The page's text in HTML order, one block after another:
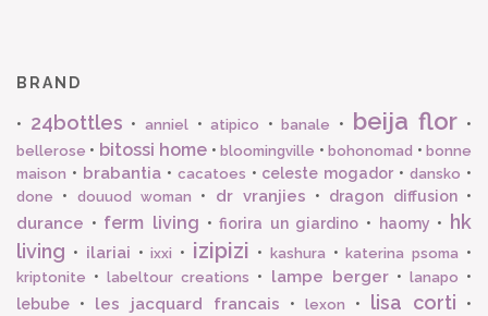
BRAND
• 24bottles • anniel•atipico •banale • beija flor •
bellerose • bitossi home •bloomingville •bohonomad •bonne
maison • brabantia• cacatoes • celeste mogador •dansko •
done • douuod woman • dr vranjies • dragon diffusion•
durance • ferm living •fiorira un giardino • haomy •
hk
living • ilariai •ixxi • izipizi • kashura •katerina psoma •
kriptonite •labeltour creations • lampe berger• lanapo •
lebube • les jacquard francais • lexon • lisa corti •